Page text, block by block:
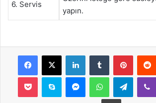
6. Servis
yapın.
Facebook
X LinkedInTumblr
Pocket Skype MessengerWhatsApp
Yazdır